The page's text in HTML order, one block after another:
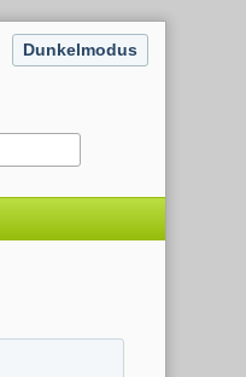
Dunkelmodus